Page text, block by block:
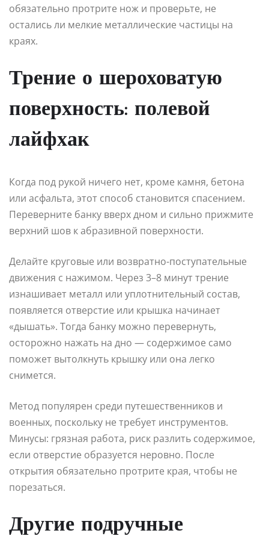
обязательно протрите нож и проверьте, не
остались ли мелкие металлические частицы на
краях.
Трение о шероховатую
поверхность: полевой
лайфхак
Когда под рукой ничего нет, кроме камня, бетона
или асфальта, этот способ становится спасением.
Переверните банку вверх дном и сильно прижмите
верхний шов к абразивной поверхности.
Делайте круговые или возвратно-поступательные
движения с нажимом. Через 3–8 минут трение
изнашивает металл или уплотнительный состав,
появляется отверстие или крышка начинает
«дышать». Тогда банку можно перевернуть,
осторожно нажать на дно — содержимое само
поможет вытолкнуть крышку или она легко
снимется.
Метод популярен среди путешественников и
военных, поскольку не требует инструментов.
Минусы: грязная работа, риск разлить содержимое,
если отверстие образуется неровно. После
открытия обязательно протрите края, чтобы не
порезаться.
Другие подручные